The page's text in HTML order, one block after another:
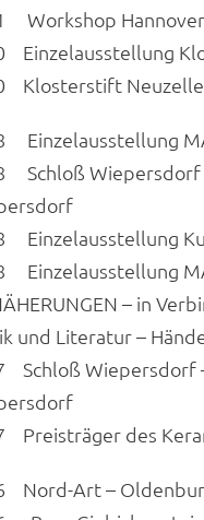
Workshop Hannover
Einzelausstellung
Klosterstift
Einzelausstellung
Schloß Wiepersdorf
Einzelausstellung
Einzelausstellung
– in
und Literatur –
Schloß Wiepersdorf
Preisträger des
Nord-Art –